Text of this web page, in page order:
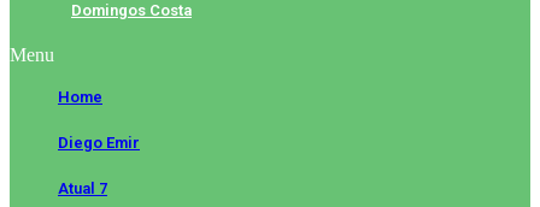
Domingos Costa
Menu
Home
Diego Emir
Atual 7